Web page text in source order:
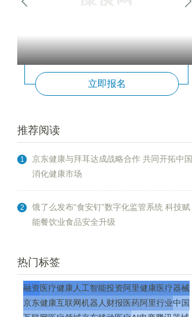
立即报名
推荐阅读
1
京东健康与拜耳达成战略合作 共同开拓中国
消化健康市场
2
饿了么发布“食安钉”数字化监管系统 科技赋
能餐饮业食品安全升级
热门标签
融资医疗健康人工智能投资阿里健康医疗器械
京东健康互联网机器人 财报医药阿里行业中国